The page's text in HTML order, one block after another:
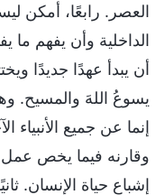
العصر. رابعًا، أمكن
الداخلية وأن يفهم ما
أن يبدأ عهدًا جديدًا
يسوعُ اللهَ والمسيح.
إنما عن جميع الأنبياء
وقارنه فيما يخص عمل
إشباع حياة الإنسان.